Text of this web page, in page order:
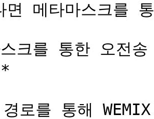
면 메타마스크를
크를 통한 오전
로를 통해